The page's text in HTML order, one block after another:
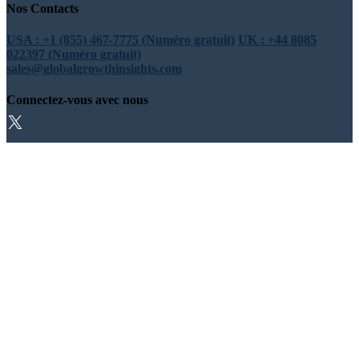
Nos Contacts
USA : +1 (855) 467-7775 (Numéro gratuit) UK : +44 8085
022397 (Numéro gratuit)
sales@globalgrowthinsights.com
Connectez-vous avec nous